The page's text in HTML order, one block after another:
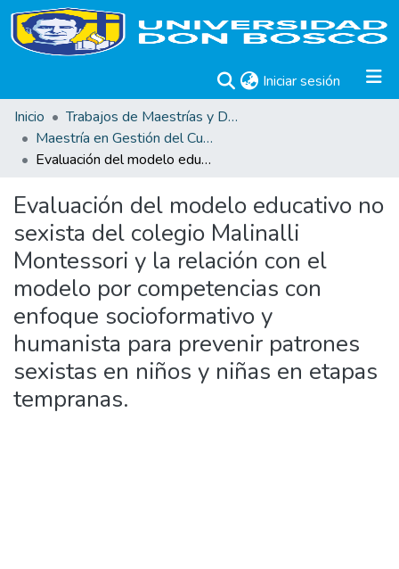
Iniciar sesión (current)
Inicio
Trabajos de Maestrías y Doctorados
Maestría en Gestión del Curriculum, Didáctica y Evaluación por Competencias
Evaluación del modelo educativo no sexista del colegio Malinalli Montessori y la relación con el modelo por competencias con enfoque socioformativo y humanista para prevenir patrones sexistas en niños y niñas en etapas tempranas.
Evaluación del modelo educativo no
sexista del colegio Malinalli
Montessori y la relación con el
modelo por competencias con
enfoque socioformativo y
humanista para prevenir patrones
sexistas en niños y niñas en etapas
tempranas.